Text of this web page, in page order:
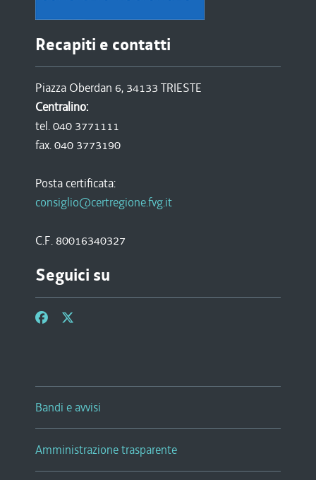
Recapiti e contatti
Piazza Oberdan 6, 34133 TRIESTE
Centralino:
tel. 040 3771111
fax. 040 3773190
Posta certificata:
consiglio@certregione.fvg.it
C.F. 80016340327
Seguici su
Bandi e avvisi
Amministrazione trasparente